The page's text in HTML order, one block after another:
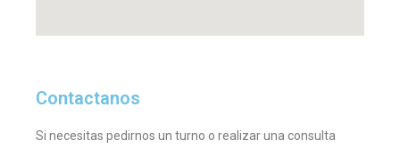
Contactanos
Si necesitas pedirnos un turno o realizar una consulta